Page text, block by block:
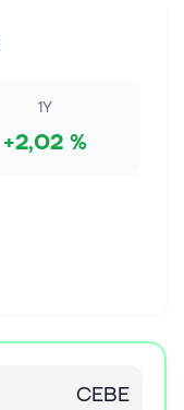
1Y
+2,02 %
CEBE